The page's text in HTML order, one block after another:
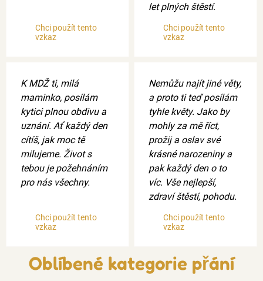
Chci použít tento
vzkaz
let plných štěstí.
Chci použít tento
vzkaz
K MDŽ ti, milá
maminko, posílám
kytici plnou obdivu a
uznání. Ať každý den
cítíš, jak moc tě
milujeme. Život s
tebou je požehnáním
pro nás všechny.
Chci použít tento
vzkaz
Nemůžu najít jiné věty,
a proto ti teď posílám
tyhle květy. Jako by
mohly za mě říct,
prožij a oslav své
krásné narozeniny a
pak každý den o to
víc. Vše nejlepší,
zdraví štěstí, pohodu.
Chci použít tento
vzkaz
Oblíbené kategorie přání